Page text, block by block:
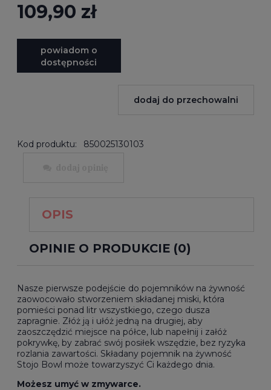
109,90 zł
powiadom o
dostępności
dodaj do przechowalni
Kod produktu: 850025130103
OPIS
OPINIE O PRODUKCIE (0)
Nasze pierwsze podejście do pojemników na żywność
zaowocowało stworzeniem składanej miski, która
pomieści ponad litr wszystkiego, czego dusza
zapragnie. Złóż ją i ułóż jedną na drugiej, aby
zaoszczędzić miejsce na półce, lub napełnij i załóż
pokrywkę, by zabrać swój posiłek wszędzie, bez ryzyka
rozlania zawartości. Składany pojemnik na żywność
Stojo Bowl może towarzyszyć Ci każdego dnia.
Możesz umyć w zmywarce.